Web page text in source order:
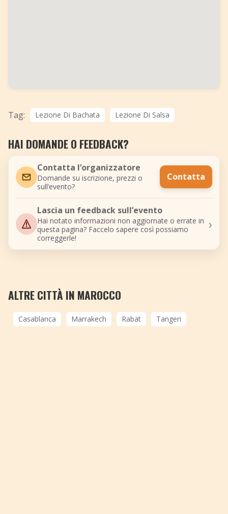
Tag: Lezione Di Bachata Lezione Di Salsa
HAI DOMANDE O FEEDBACK?
Contatta l’organizzatore
Domande su iscrizione, prezzi o
sull’evento?
Contatta
Lascia un feedback sull’evento
Hai notato informazioni non aggiornate o errate in
questa pagina? Faccelo sapere così possiamo
correggerle!
›
ALTRE CITTÀ IN MAROCCO
Casablanca Marrakech Rabat Tangeri